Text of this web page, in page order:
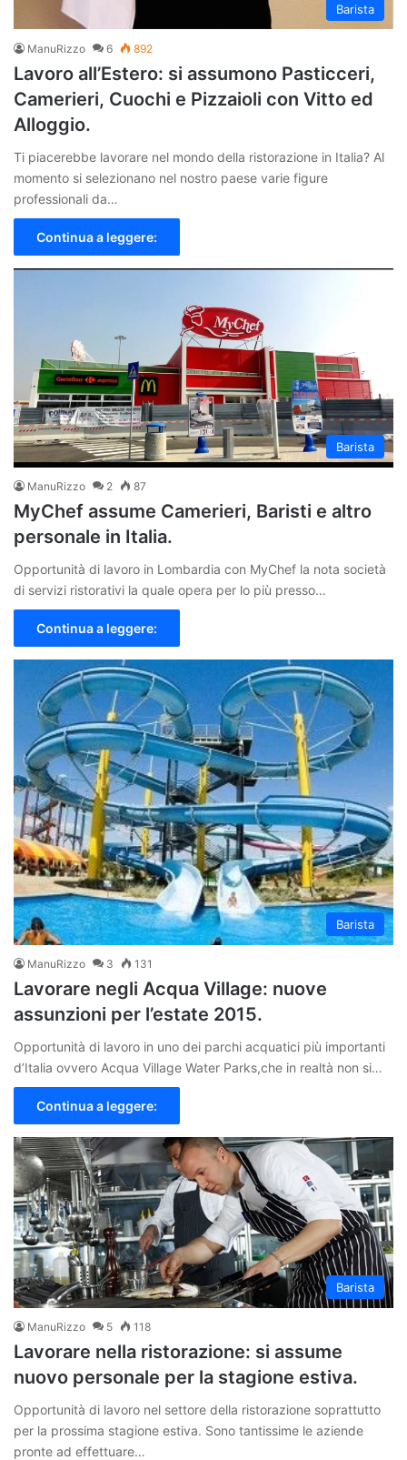
Barista
ManuRizzo 6 892
Lavoro all’Estero: si assumono Pasticceri,
Camerieri, Cuochi e Pizzaioli con Vitto ed
Alloggio.
Ti piacerebbe lavorare nel mondo della ristorazione in Italia? Al
momento si selezionano nel nostro paese varie figure
professionali da…
Continua a leggere:
Barista
ManuRizzo 2 87
MyChef assume Camerieri, Baristi e altro
personale in Italia.
Opportunità di lavoro in Lombardia con MyChef la nota società
di servizi ristorativi la quale opera per lo più presso…
Continua a leggere:
Barista
ManuRizzo 3 131
Lavorare negli Acqua Village: nuove
assunzioni per l’estate 2015.
Opportunità di lavoro in uno dei parchi acquatici più importanti
d’Italia ovvero Acqua Village Water Parks,che in realtà non si…
Continua a leggere:
Barista
ManuRizzo 5 118
Lavorare nella ristorazione: si assume
nuovo personale per la stagione estiva.
Opportunità di lavoro nel settore della ristorazione soprattutto
per la prossima stagione estiva. Sono tantissime le aziende
pronte ad effettuare…